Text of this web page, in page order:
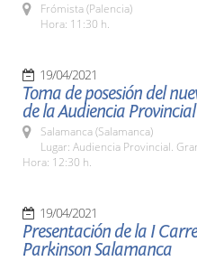
Frómista (Palencia)
Hora: 11:30 h.
19/04/2021
Toma de posesión del
de la Audiencia Provincial
Salamanca (Salamanca)
Lugar: Audiencia Provincial.
Hora: 12:30 h.
19/04/2021
Presentación de la I
Parkinson Salamanca